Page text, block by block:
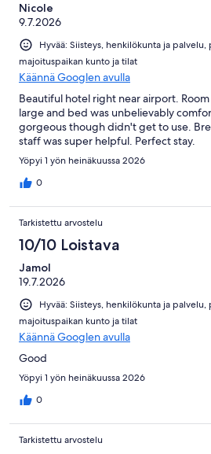
Nicole
9.7.2026
Hyvää: Siisteys, henkilökunta ja
majoituspaikan kunto ja tilat
Käännä Googlen avulla
Beautiful hotel right near airport.
large and bed was unbelievably
gorgeous though didn't get to use.
staff was super helpful. Perfect stay.
Yöpyi 1 yön heinäkuussa 2026
0
Tarkistettu arvostelu
10/10 Loistava
Jamol
19.7.2026
Hyvää: Siisteys, henkilökunta ja
majoituspaikan kunto ja tilat
Käännä Googlen avulla
Good
Yöpyi 1 yön heinäkuussa 2026
0
Tarkistettu arvostelu